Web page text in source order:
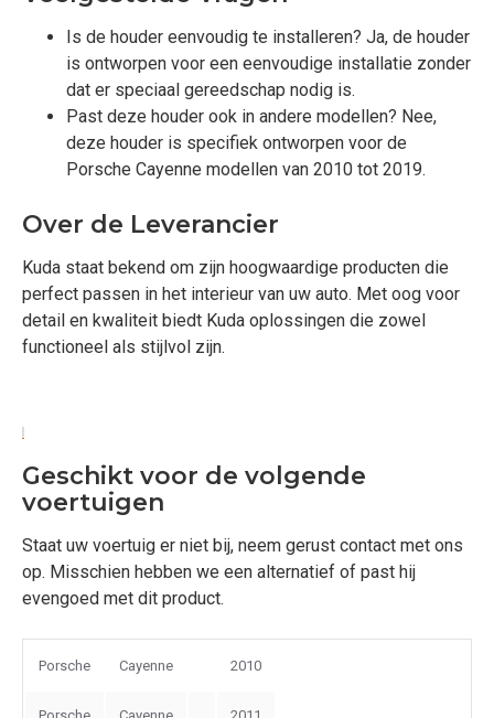
Is de houder eenvoudig te installeren? Ja, de houder
is ontworpen voor een eenvoudige installatie zonder
dat er speciaal gereedschap nodig is.
Past deze houder ook in andere modellen? Nee,
deze houder is specifiek ontworpen voor de
Porsche Cayenne modellen van 2010 tot 2019.
Over de Leverancier
Kuda staat bekend om zijn hoogwaardige producten die
perfect passen in het interieur van uw auto. Met oog voor
detail en kwaliteit biedt Kuda oplossingen die zowel
functioneel als stijlvol zijn.
Geschikt voor de volgende
voertuigen
Staat uw voertuig er niet bij, neem gerust contact met ons
op. Misschien hebben we een alternatief of past hij
evengoed met dit product.
Porsche Cayenne 2010